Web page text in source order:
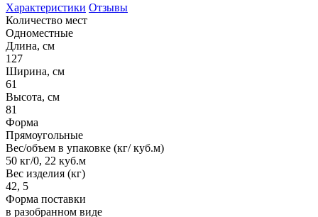
Характеристики Отзывы
Количество мест
Одноместные
Длина, см
127
Ширина, см
61
Высота, см
81
Форма
Прямоугольные
Вес/объем в упаковке (кг/ куб.м)
50 кг/0, 22 куб.м
Вес изделия (кг)
42, 5
Форма поставки
в разобранном виде